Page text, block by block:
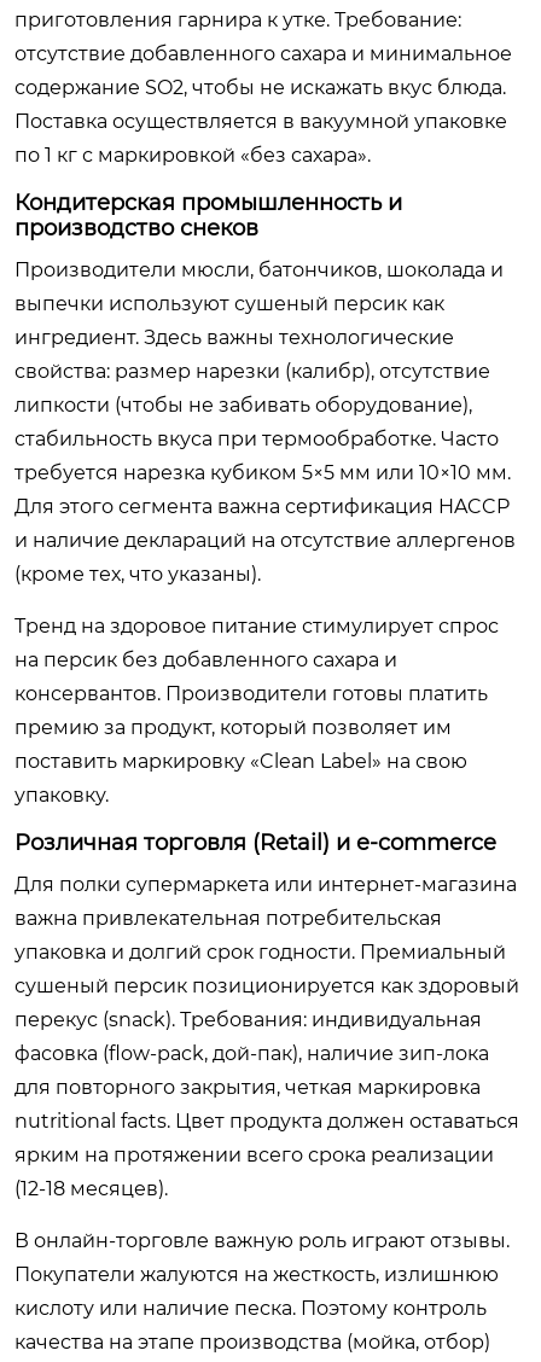
приготовления гарнира к утке. Требование:
отсутствие добавленного сахара и минимальное
содержание SO2, чтобы не искажать вкус блюда.
Поставка осуществляется в вакуумной упаковке
по 1 кг с маркировкой «без сахара».
Кондитерская промышленность и
производство снеков
Производители мюсли, батончиков, шоколада и
выпечки используют сушеный персик как
ингредиент. Здесь важны технологические
свойства: размер нарезки (калибр), отсутствие
липкости (чтобы не забивать оборудование),
стабильность вкуса при термообработке. Часто
требуется нарезка кубиком 5×5 мм или 10×10 мм.
Для этого сегмента важна сертификация HACCP
и наличие деклараций на отсутствие аллергенов
(кроме тех, что указаны).
Тренд на здоровое питание стимулирует спрос
на персик без добавленного сахара и
консервантов. Производители готовы платить
премию за продукт, который позволяет им
поставить маркировку «Clean Label» на свою
упаковку.
Розличная торговля (Retail) и e-commerce
Для полки супермаркета или интернет-магазина
важна привлекательная потребительская
упаковка и долгий срок годности. Премиальный
сушеный персик позиционируется как здоровый
перекус (snack). Требования: индивидуальная
фасовка (flow-pack, дой-пак), наличие зип-лока
для повторного закрытия, четкая маркировка
nutritional facts. Цвет продукта должен оставаться
ярким на протяжении всего срока реализации
(12-18 месяцев).
В онлайн-торговле важную роль играют отзывы.
Покупатели жалуются на жесткость, излишнюю
кислоту или наличие песка. Поэтому контроль
качества на этапе производства (мойка, отбор)